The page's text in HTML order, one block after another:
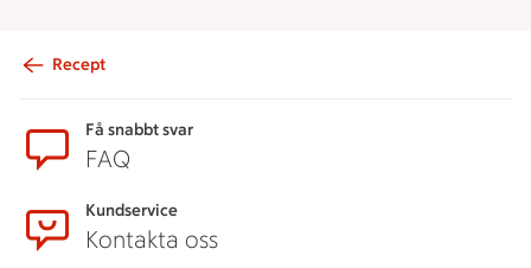
Recept
Få snabbt svar
FAQ
Kundservice
Kontakta oss